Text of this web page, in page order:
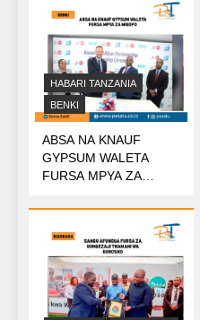
HABARI TANZANIA
BENKI
ABSA NA KNAUF
GYPSUM WALETA
FURSA MPYA ZA